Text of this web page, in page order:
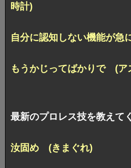
時計)
自分に認知しない機能が
もうかじってばかりで (ア
最新のプロレス技を教えて
汝固め (きまぐれ)